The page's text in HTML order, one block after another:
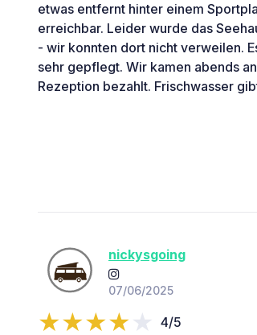
etwas entfernt hinter einem
erreichbar. Leider wurde das
- wir konnten dort nicht verweilen.
sehr gepflegt. Wir kamen abends
Rezeption bezahlt. Frischwasser
nickysgoing
07/06/2025
4/5